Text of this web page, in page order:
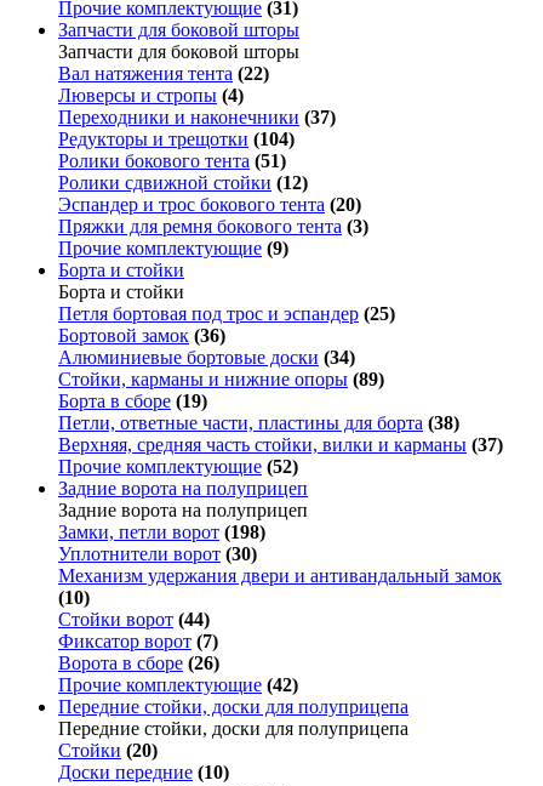
Прочие комплектующие (31)
Запчасти для боковой шторы
Запчасти для боковой шторы
Вал натяжения тента (22)
Люверсы и стропы (4)
Переходники и наконечники (37)
Редукторы и трещотки (104)
Ролики бокового тента (51)
Ролики сдвижной стойки (12)
Эспандер и трос бокового тента (20)
Пряжки для ремня бокового тента (3)
Прочие комплектующие (9)
Борта и стойки
Борта и стойки
Петля бортовая под трос и эспандер (25)
Бортовой замок (36)
Алюминиевые бортовые доски (34)
Стойки, карманы и нижние опоры (89)
Борта в сборе (19)
Петли, ответные части, пластины для борта (38)
Верхняя, средняя часть стойки, вилки и карманы (37)
Прочие комплектующие (52)
Задние ворота на полуприцеп
Задние ворота на полуприцеп
Замки, петли ворот (198)
Уплотнители ворот (30)
Механизм удержания двери и антивандальный замок
(10)
Стойки ворот (44)
Фиксатор ворот (7)
Ворота в сборе (26)
Прочие комплектующие (42)
Передние стойки, доски для полуприцепа
Передние стойки, доски для полуприцепа
Стойки (20)
Доски передние (10)